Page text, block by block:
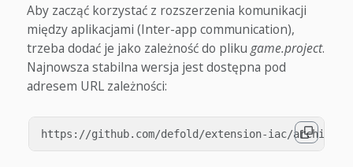
Aby zacząć korzystać z rozszerzenia komunikacji
między aplikacjami (Inter-app communication),
trzeba dodać je jako zależność do pliku game.project.
Najnowsza stabilna wersja jest dostępna pod
adresem URL zależności: